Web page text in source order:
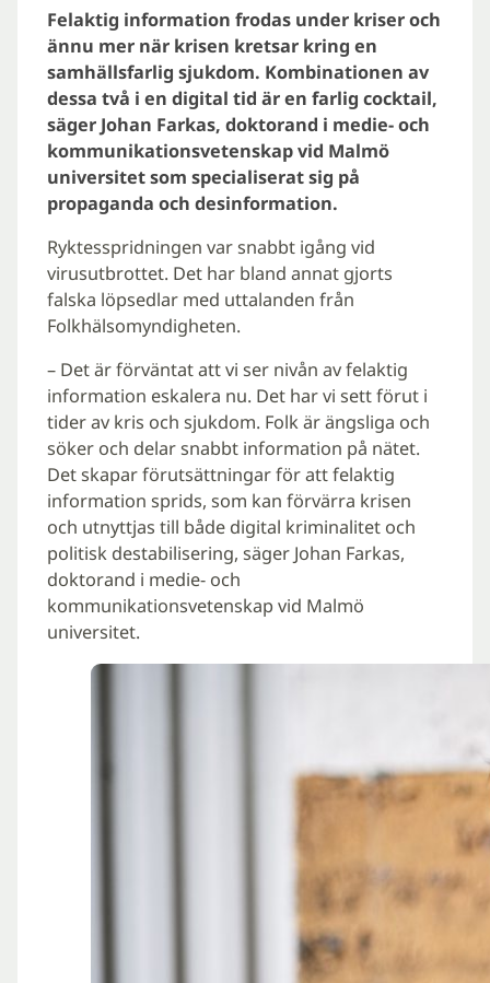
Felaktig information frodas under kriser och
ännu mer när krisen kretsar kring en
samhällsfarlig sjukdom. Kombinationen av
dessa två i en digital tid är en farlig cocktail,
säger Johan Farkas, doktorand i medie- och
kommunikationsvetenskap vid Malmö
universitet som specialiserat sig på
propaganda och desinformation.
Ryktesspridningen var snabbt igång vid
virusutbrottet. Det har bland annat gjorts
falska löpsedlar med uttalanden från
Folkhälsomyndigheten.
– Det är förväntat att vi ser nivån av felaktig
information eskalera nu. Det har vi sett förut i
tider av kris och sjukdom. Folk är ängsliga och
söker och delar snabbt information på nätet.
Det skapar förutsättningar för att felaktig
information sprids, som kan förvärra krisen
och utnyttjas till både digital kriminalitet och
politisk destabilisering, säger Johan Farkas,
doktorand i medie- och
kommunikationsvetenskap vid Malmö
universitet.